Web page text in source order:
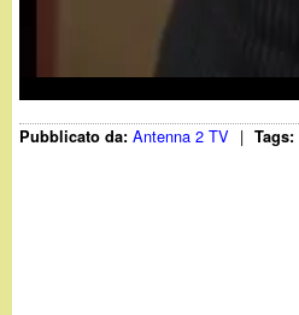
Pubblicato da:Antenna 2 TV | Tags: